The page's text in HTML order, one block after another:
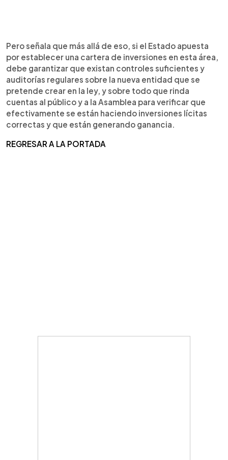
Pero señala que más allá de eso, si el Estado apuesta
por establecer una cartera de inversiones en esta área,
debe garantizar que existan controles suficientes y
auditorías regulares sobre la nueva entidad que se
pretende crear en la ley, y sobre todo que rinda
cuentas al público y a la Asamblea para verificar que
efectivamente se están haciendo inversiones lícitas
correctas y que están generando ganancia.
REGRESAR A LA PORTADA